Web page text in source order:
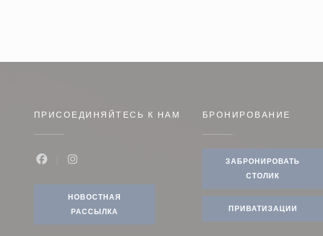
в новом окне))
ПРИСОЕДИНЯЙТЕСЬ К НАМ
Instagram ((открывается в новом окне))
НОВОСТНАЯ
РАССЫЛКА
БРОНИРОВАНИЕ
ЗАБРОНИРОВАТЬ
СТОЛИК
ПРИВАТИЗАЦИИ